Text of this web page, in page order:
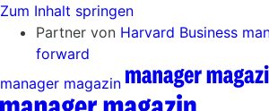
Zum Inhalt springen
Partner von Harvard Business
forward
manager magazin